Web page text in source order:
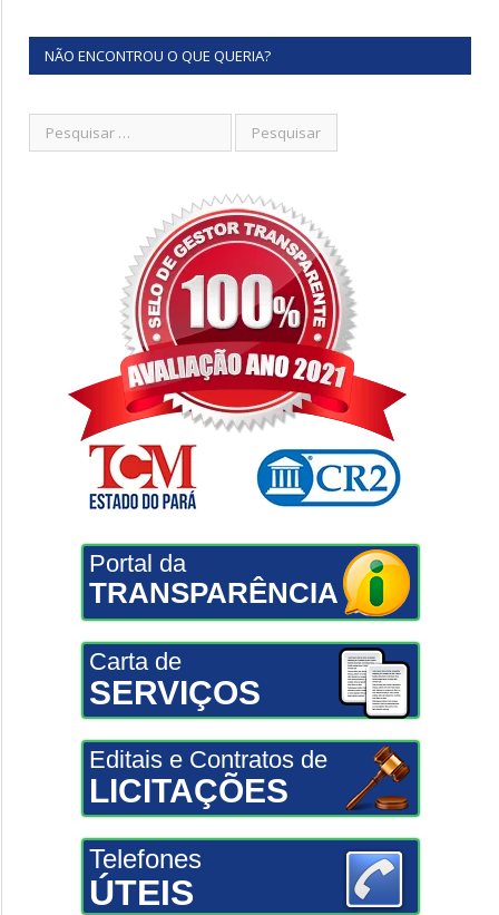
NÃO ENCONTROU O QUE QUERIA?
Portal da
TRANSPARÊNCIA
Carta de
SERVIÇOS
Editais e Contratos de
LICITAÇÕES
Telefones
ÚTEIS